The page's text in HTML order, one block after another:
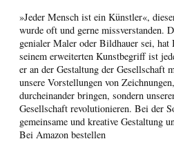
»Jeder Mensch ist ein Künstler«,
wurde oft und gerne missverstanden.
genialer Maler oder Bildhauer sei, hat
seinem erweiterten Kunstbegriff ist
er an der Gestaltung der
unsere Vorstellungen von
durcheinander bringen, sondern
Gesellschaft revolutionieren. Bei der
gemeinsame und kreative Gestaltung
Bei Amazon bestellen